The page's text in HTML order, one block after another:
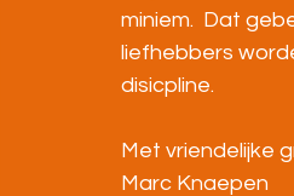
miniem.  Dat
liefhebbers
disicpline.
Met vriendelijke
Marc Knaepen